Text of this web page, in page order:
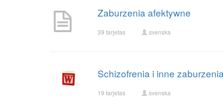
Zaburzenia afektywne
39 tarjetas svenska
Schizofrenia i inne
19 tarjetas svenska